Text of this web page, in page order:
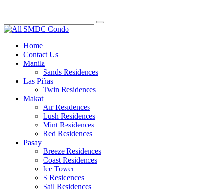
Home
Contact Us
Manila
Sands Residences
Las Piñas
Twin Residences
Makati
Air Residences
Lush Residences
Mint Residences
Red Residences
Pasay
Breeze Residences
Coast Residences
Ice Tower
S Residences
Sail Residences